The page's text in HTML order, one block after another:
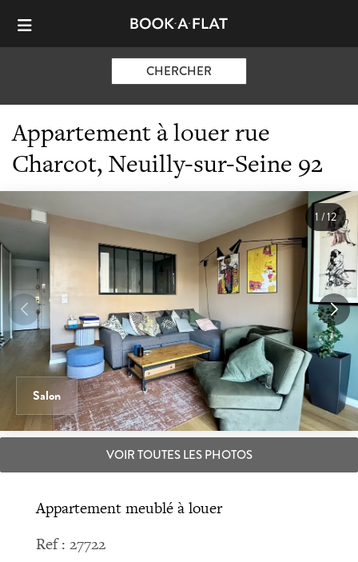
CHERCHER
Appartement à louer rue
Charcot, Neuilly-sur-Seine 92
Salon
1/12
VOIR TOUTES LES PHOTOS
Appartement meublé à louer
Ref : 27722